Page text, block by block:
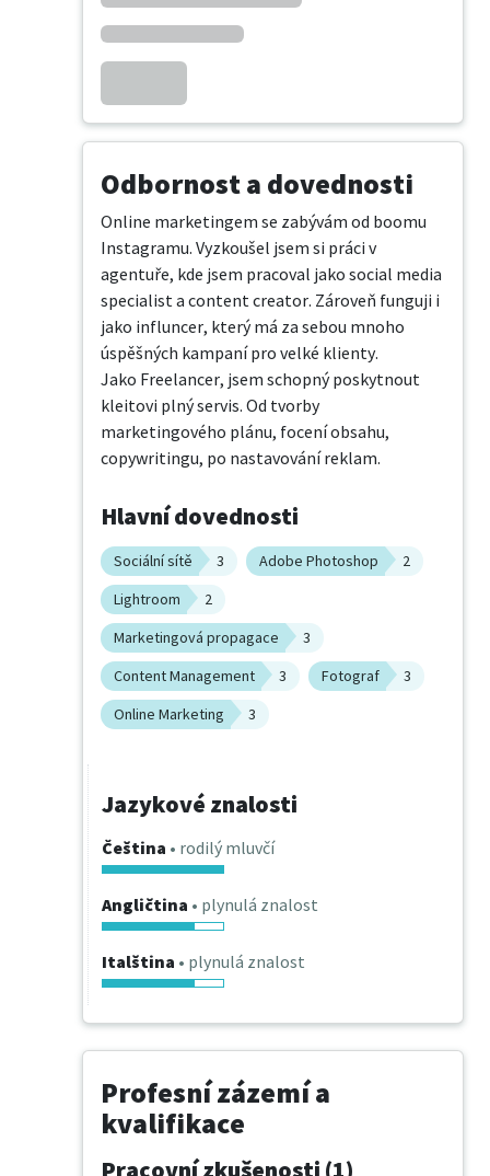
Odbornost a dovednosti
Online marketingem se zabývám od boomu
Instagramu. Vyzkoušel jsem si práci v
agentuře, kde jsem pracoval jako social media
specialist a content creator. Zároveň funguji i
jako influncer, který má za sebou mnoho
úspěšných kampaní pro velké klienty.
Jako Freelancer, jsem schopný poskytnout
kleitovi plný servis. Od tvorby
marketingového plánu, focení obsahu,
copywritingu, po nastavování reklam.
Hlavní dovednosti
Sociální sítě 3 Adobe Photoshop
2
Lightroom
2
Marketingová propagace
3
Content Management
3 Fotograf
3
Online Marketing
3
Jazykové znalosti
Čeština • rodilý mluvčí
Angličtina • plynulá znalost
Italština • plynulá znalost
Profesní zázemí a
kvalifikace
Pracovní zkušenosti (1)